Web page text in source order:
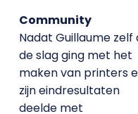
Community
Nadat Guillaume zelf
de slag ging met het
maken van printers
zijn eindresultaten
deelde met